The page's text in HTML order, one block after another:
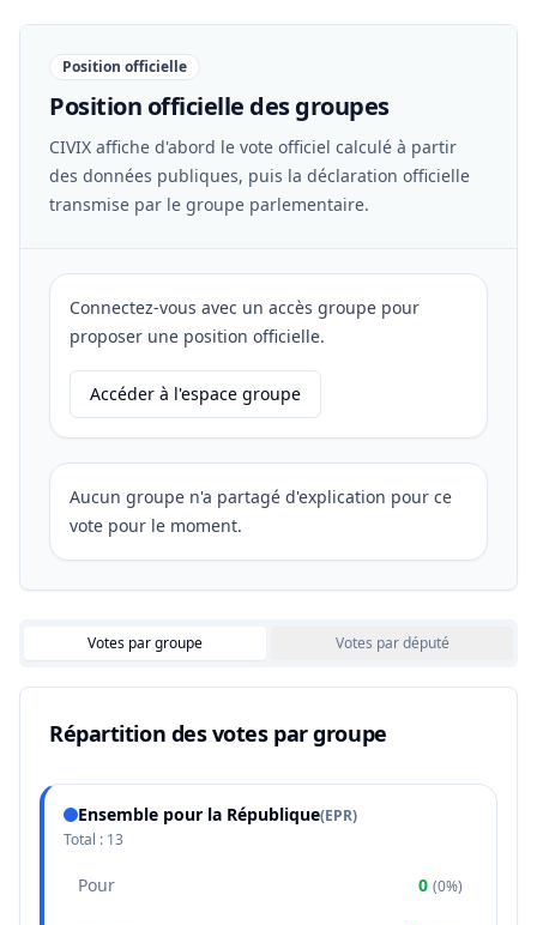
Position officielle
Position officielle des groupes
CIVIX affiche d'abord le vote officiel calculé à partir
des données publiques, puis la déclaration officielle
transmise par le groupe parlementaire.
Connectez-vous avec un accès groupe pour
proposer une position officielle.
Accéder à l'espace groupe
Aucun groupe n'a partagé d'explication pour ce
vote pour le moment.
Votes par groupe Votes par député
Répartition des votes par groupe
Ensemble pour la République(EPR)
Total : 13
Pour 0 (0%)